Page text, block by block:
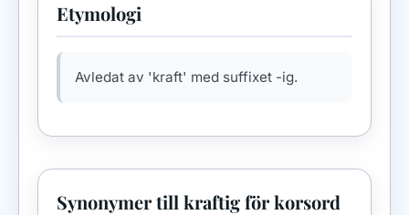
Etymologi
Avledat av 'kraft' med suffixet -ig.
Synonymer till kraftig för korsord